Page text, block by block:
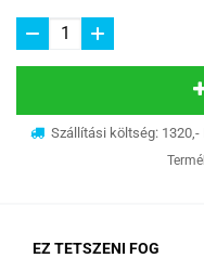
Szállítási költség: 1320,-
EZ TETSZENI FOG